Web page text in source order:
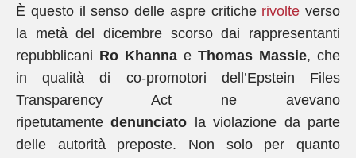
È questo il senso delle aspre critiche rivolte verso
la metà del dicembre scorso dai rappresentanti
repubblicani Ro Khanna e Thomas Massie, che
in qualità di co-promotori dell’Epstein Files
Transparency Act ne avevano
ripetutamentedenunciato la violazione da parte
delle autorità preposte. Non solo per quanto